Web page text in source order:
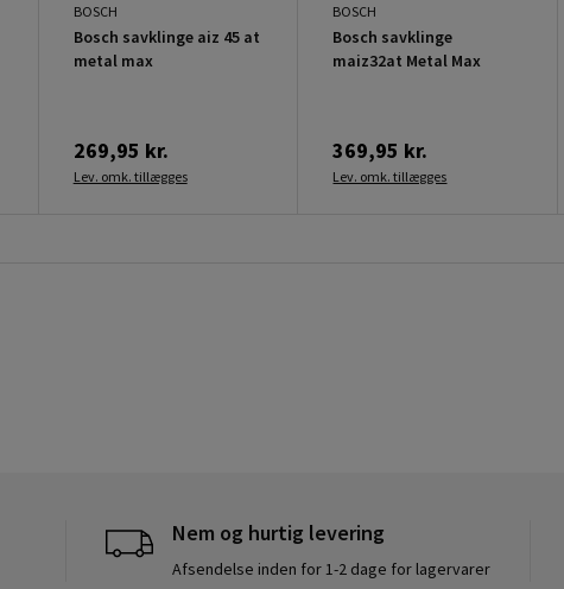
BOSCH
Bosch savklinge aiz 45 at
metal max
269,95 kr.
Lev. omk. tillægges
BOSCH
Bosch savklinge
maiz32at Metal Max
369,95 kr.
Lev. omk. tillægges
Nem og hurtig levering
Afsendelse inden for 1-2 dage for lagervarer